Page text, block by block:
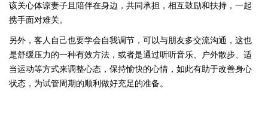
该关心体谅妻子且陪伴在身边，共同承担，相互鼓励和扶持，一起
携手面对难关。
另外，客人自己也要学会自我调节，可以与朋友多交流沟通，这也
是舒缓压力的一种有效方法，或者是通过听听音乐、户外散步、适
当运动等方式来调整心态，保持愉快的心情，如此有助于改善身心
状态，为试管周期的顺利做好充足的准备。